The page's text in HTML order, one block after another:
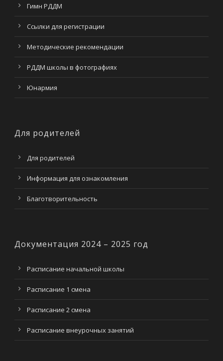
Гимн РДДМ
Ссылки для регистрации
Методические рекомендации
РДДМ школы в фотографиях
Юнармия
Для родителей
Для родителей
Информация для ознакомления
Благотворительность
Документация 2024 – 2025 год
Расписание начальной школы
Расписание 1 смена
Расписание 2 смена
Расписание внеурочных занятий